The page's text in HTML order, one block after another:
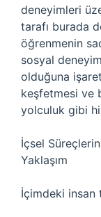
deneyimleri
tarafı burada
öğrenmenin
sosyal
olduğuna
keşfetmesi ve
yolculuk gibi
İçsel
Yaklaşım
İçimdeki insan